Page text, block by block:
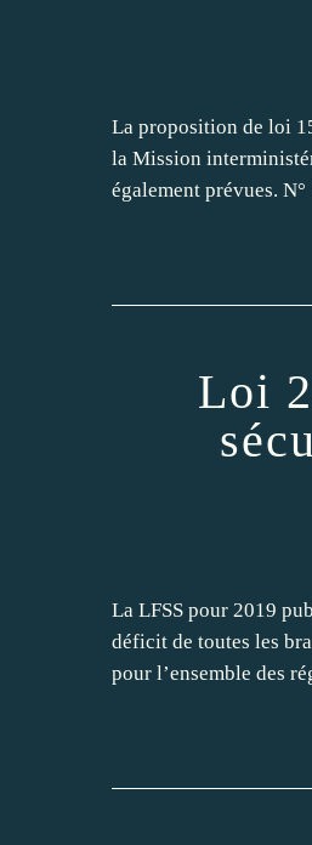
La proposition de loi
la Mission
également prévues. N°
Loi
La LFSS pour 2019
déficit de toutes les
pour l’ensemble des